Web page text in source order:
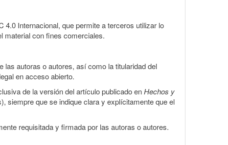
Internacional, que permite a terceros utilizar lo
material con fines comerciales.
las autoras o autores, así como la titularidad del
en acceso abierto.
de la versión del artículo publicado enHechos y
siempre que se indique clara y explícitamente que el
requisitada y firmada por las autoras o autores.